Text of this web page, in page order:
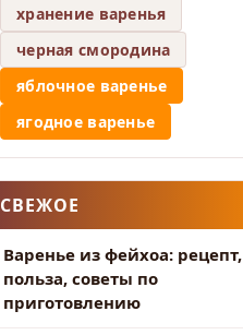
хранение варенья
черная смородина
яблочное варенье
ягодное варенье
СВЕЖОЕ
Варенье из фейхоа: рецепт,
польза, советы по
приготовлению